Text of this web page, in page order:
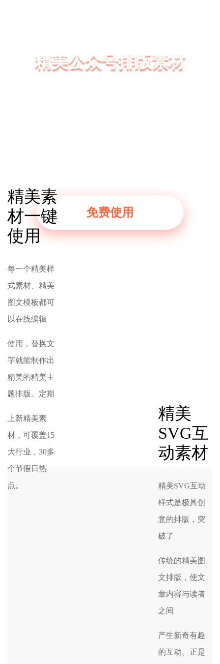
精美公众号排版素材
免费使用
精美素
材一键
使用
每一个精美样
式素材、精美
图文模板都可
以在线编辑
使用，替换文
字就能制作出
精美的精美主
题排版。定期
上新精美素
材，可覆盖15
大行业，30多
个节假日热
点。
精美
SVG互
动素材
精美SVG互动
样式是极具创
意的排版，突
破了
传统的精美图
文排版，使文
章内容与读者
之间
产生新奇有趣
的互动。正是